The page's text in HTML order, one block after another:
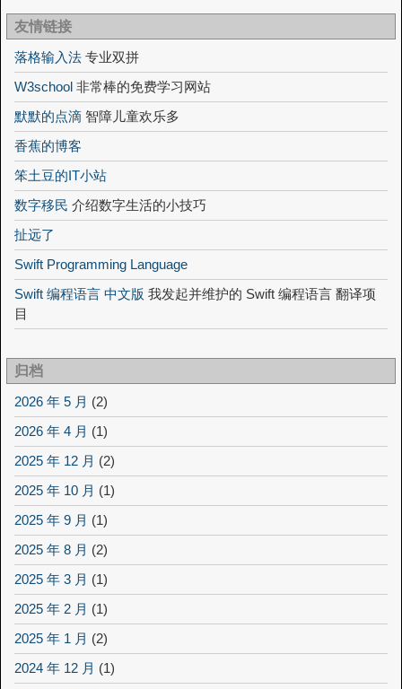
友情链接
落格输入法 专业双拼
W3school 非常棒的免费学习网站
默默的点滴 智障儿童欢乐多
香蕉的博客
笨土豆的IT小站
数字移民 介绍数字生活的小技巧
扯远了
Swift Programming Language
Swift 编程语言 中文版 我发起并维护的 Swift 编程语言 翻译项
目
归档
2026 年 5 月 (2)
2026 年 4 月 (1)
2025 年 12 月 (2)
2025 年 10 月 (1)
2025 年 9 月 (1)
2025 年 8 月 (2)
2025 年 3 月 (1)
2025 年 2 月 (1)
2025 年 1 月 (2)
2024 年 12 月 (1)